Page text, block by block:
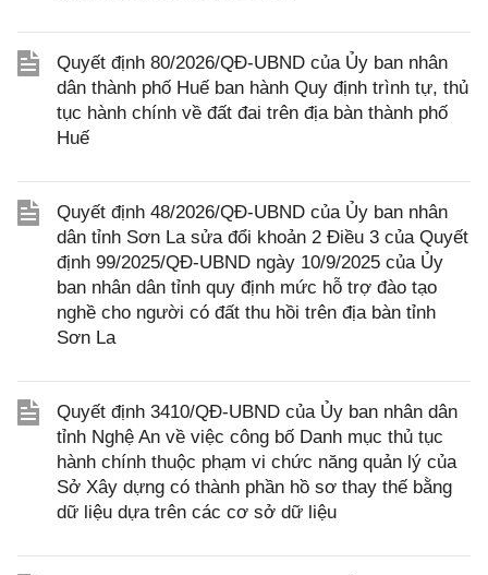
Quyết định 80/2026/QĐ-UBND của Ủy ban nhân
dân thành phố Huế ban hành Quy định trình tự, thủ
tục hành chính về đất đai trên địa bàn thành phố
Huế
Quyết định 48/2026/QĐ-UBND của Ủy ban nhân
dân tỉnh Sơn La sửa đổi khoản 2 Điều 3 của Quyết
định 99/2025/QĐ-UBND ngày 10/9/2025 của Ủy
ban nhân dân tỉnh quy định mức hỗ trợ đào tạo
nghề cho người có đất thu hồi trên địa bàn tỉnh
Sơn La
Quyết định 3410/QĐ-UBND của Ủy ban nhân dân
tỉnh Nghệ An về việc công bố Danh mục thủ tục
hành chính thuộc phạm vi chức năng quản lý của
Sở Xây dựng có thành phần hồ sơ thay thế bằng
dữ liệu dựa trên các cơ sở dữ liệu